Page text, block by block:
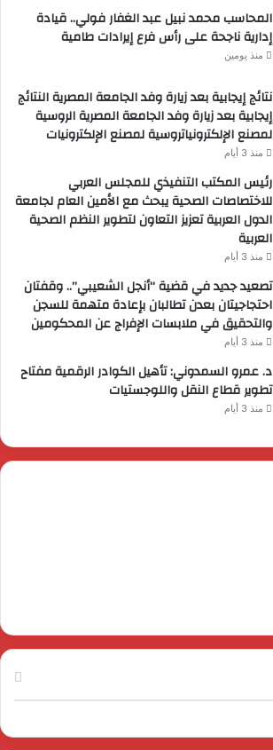
المحاسب محمد نبيل عبد الغفار فولي.. قيادة
إدارية ناجحة على رأس فرع إيرادات طامية
منذ يومين
نتائج إيجابية بعد زيارة وفد الجامعة المصرية النتائج
إيجابية بعد زيارة وفد الجامعة المصرية الروسية
لمصنع الإلكترونياتروسية لمصنع الإلكترونيات
منذ 3 أيام
رئيس المكتب التنفيذي للمجلس العربي
للاختصاصات الصحية يبحث مع الأمين العام لجامعة
الدول العربية تعزيز التعاون لتطوير النظم الصحية
العربية
منذ 3 أيام
تصعيد جديد في قضية “أنجل الشعيبي”.. وقفتان
احتجاجيتان بعدن تطالبان بإعادة متهمة للسجن
والتحقيق في ملابسات الإفراج عن المحكومين
منذ 3 أيام
د. عمرو السمدوني: تأهيل الكوادر الرقمية مفتاح
تطوير قطاع النقل واللوجستيات
منذ 3 أيام